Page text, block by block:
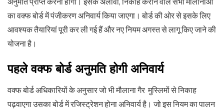
का वक्फ बोर्ड में पंजीकरण अनिवार्य किया जाएगा। बोर्ड की ओर से इसके लिए
आवश्यक तैयारियां पूरी कर ली गई हैं और नए नियम अगस्त से लागू किए जाने की
योजना है।
पहले वक्फ बोर्ड अनुमति होगी अनिवार्य
वक्फ बोर्ड अधिकारियों के अनुसार जो भी मौलाना गैर मुस्लिमों से निकाह
पढ़वाएगा उसका बोर्ड में रजिस्ट्रेशन होना अनिवार्य है। जो इस नियम का पालन